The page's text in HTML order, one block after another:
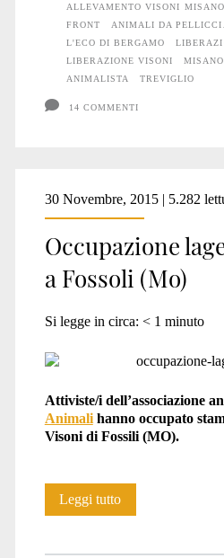
un
lager
di
Misano
ALLEVAMENTO VISONI MISANO
FRONT
ANIMALI DA
L'ECO DI BERGAMO
LIBERAZIONE VISONI
MISANO
ANIMALISTA
TREVIGLIO
14 COMMENTI
30 Novembre, 2015 | 5.282
Occupazione
a Fossoli (Mo)
Si legge in circa: < 1 minuto
Attiviste/i dell’associazione
Animalihanno occupato
Visoni di Fossili (MO).
Leggi tuttoOccupazione